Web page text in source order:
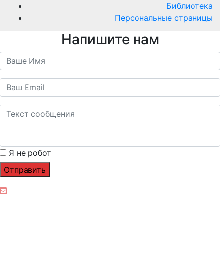
Библиотека
Персональные страницы
Напишите нам
Я не робот
Отправить